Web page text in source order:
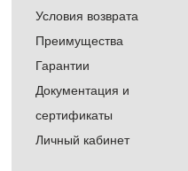
Условия возврата
Преимущества
Гарантии
Документация и
сертификаты
Личный кабинет